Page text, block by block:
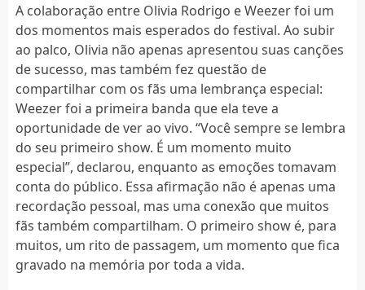
A colaboração entre Olivia Rodrigo e Weezer foi um
dos momentos mais esperados do festival. Ao subir
ao palco, Olivia não apenas apresentou suas canções
de sucesso, mas também fez questão de
compartilhar com os fãs uma lembrança especial:
Weezer foi a primeira banda que ela teve a
oportunidade de ver ao vivo. “Você sempre se lembra
do seu primeiro show. É um momento muito
especial”, declarou, enquanto as emoções tomavam
conta do público. Essa afirmação não é apenas uma
recordação pessoal, mas uma conexão que muitos
fãs também compartilham. O primeiro show é, para
muitos, um rito de passagem, um momento que fica
gravado na memória por toda a vida.